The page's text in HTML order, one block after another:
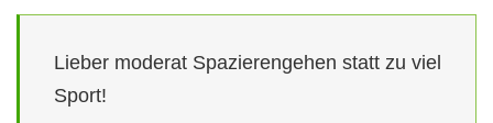
Lieber moderat Spazierengehen statt zu viel
Sport!